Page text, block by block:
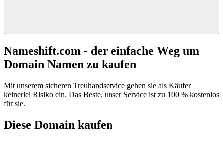
Nameshift.com - der einfache Weg um
Domain Namen zu kaufen
Mit unserem sicheren Treuhandservice gehen sie als Käufer
keinerlei Risiko ein. Das Beste, unser Service ist zu 100 % kostenlos
für sie.
Diese Domain kaufen